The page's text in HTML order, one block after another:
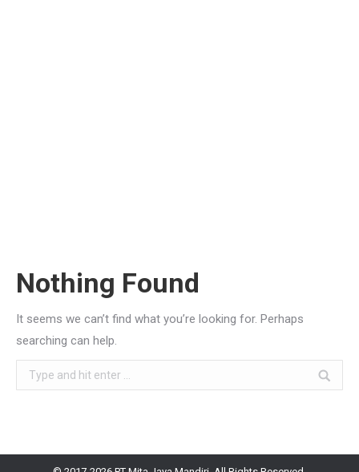
Nothing Found
It seems we can’t find what you’re looking for. Perhaps
searching can help.
Search: